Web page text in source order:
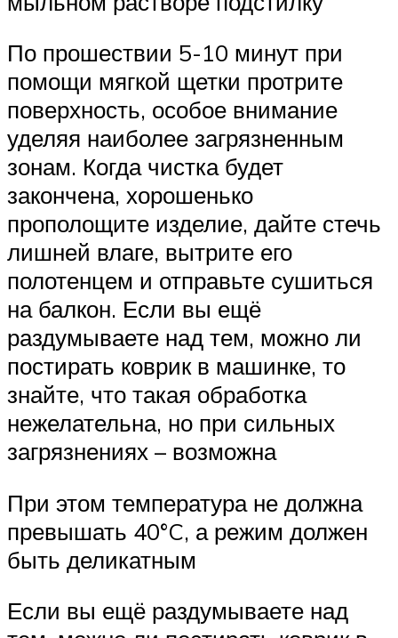
По прошествии 5-10 минут при
помощи мягкой щетки протрите
поверхность, особое внимание
уделяя наиболее загрязненным
зонам. Когда чистка будет
закончена, хорошенько
прополощите изделие, дайте стечь
лишней влаге, вытрите его
полотенцем и отправьте сушиться
на балкон. Если вы ещё
раздумываете над тем, можно ли
постирать коврик в машинке, то
знайте, что такая обработка
нежелательна, но при сильных
загрязнениях – возможна
При этом температура не должна
превышать 40°C, а режим должен
быть деликатным
Если вы ещё раздумываете над